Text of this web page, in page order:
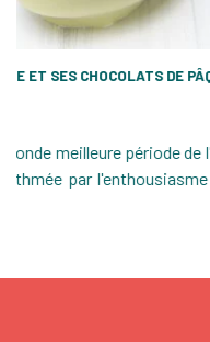
PÂQUES, SON ORIGINE ET
Pâques est ma seconde
Noël car elle est